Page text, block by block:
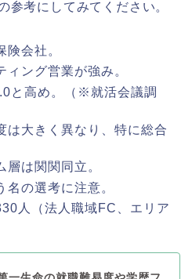
参考にしてみてください。
険会社。
ィング営業が強み。
と高め。（※就活会議調
は大きく異なり、特に総合
層は関関同立。
の選考に注意。
人（法人職域FC、エリア